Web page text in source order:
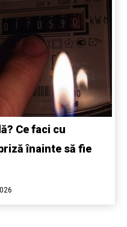
Ce faci cu
înainte să fie